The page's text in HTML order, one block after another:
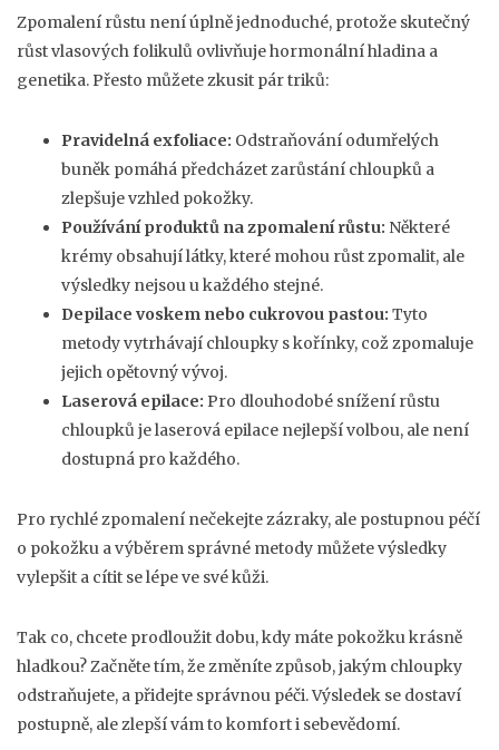
Zpomalení růstu není úplně jednoduché, protože skutečný
růst vlasových folikulů ovlivňuje hormonální hladina a
genetika. Přesto můžete zkusit pár triků:
Pravidelná exfoliace: Odstraňování odumřelých
buněk pomáhá předcházet zarůstání chloupků a
zlepšuje vzhled pokožky.
Používání produktů na zpomalení růstu: Některé
krémy obsahují látky, které mohou růst zpomalit, ale
výsledky nejsou u každého stejné.
Depilace voskem nebo cukrovou pastou: Tyto
metody vytrhávají chloupky s kořínky, což zpomaluje
jejich opětovný vývoj.
Laserová epilace: Pro dlouhodobé snížení růstu
chloupků je laserová epilace nejlepší volbou, ale není
dostupná pro každého.
Pro rychlé zpomalení nečekejte zázraky, ale postupnou péčí
o pokožku a výběrem správné metody můžete výsledky
vylepšit a cítit se lépe ve své kůži.
Tak co, chcete prodloužit dobu, kdy máte pokožku krásně
hladkou? Začněte tím, že změníte způsob, jakým chloupky
odstraňujete, a přidejte správnou péči. Výsledek se dostaví
postupně, ale zlepší vám to komfort i sebevědomí.